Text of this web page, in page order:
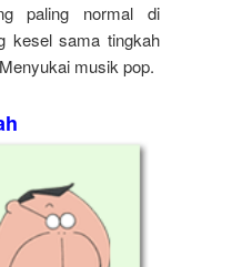
paling normal di
kesel sama tingkah
musik pop.